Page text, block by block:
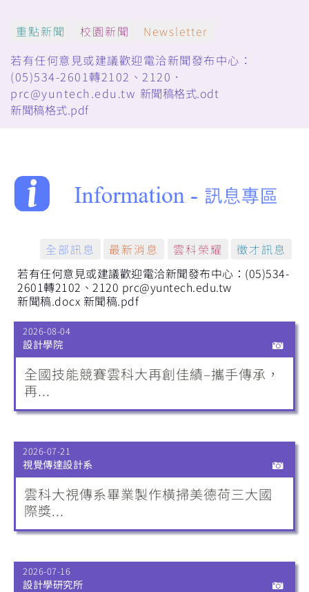
重點新聞 校園新聞
Newsletter
若有任何意見或建議歡迎電洽新聞發布中心：
(05)534-2601轉2102、2120．
prc@yuntech.edu.tw 新聞稿格式.odt
新聞稿格式.pdf
全部訊息 最新消息 雲科榮耀
徵才訊息
若有任何意見或建議歡迎電洽新聞發布中心：(05)534-
2601轉2102、2120 prc@yuntech.edu.tw
新聞稿.docx 新聞稿.pdf
2026-08-04
設計學院
全國技能競賽雲科大再創佳績–攜手傳承，
再...
2026-07-21
視覺傳達設計系
雲科大視傳系畢業製作橫掃美德荷三大國
際獎...
2026-07-16
設計學研究所